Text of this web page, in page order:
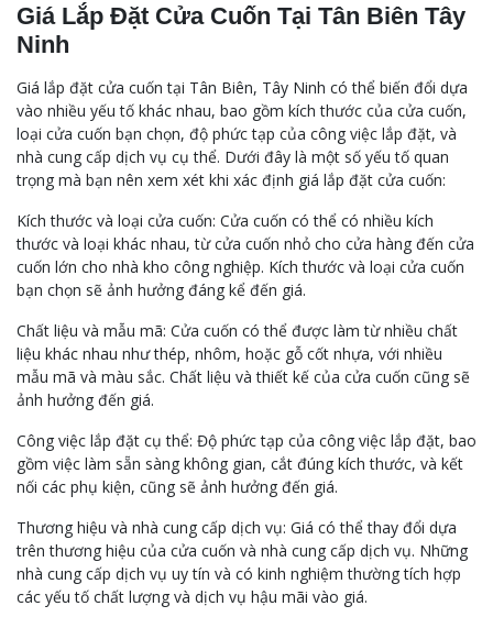
Giá Lắp Đặt Cửa Cuốn Tại Tân Biên Tây
Ninh
Giá lắp đặt cửa cuốn tại Tân Biên, Tây Ninh có thể biến đổi dựa
vào nhiều yếu tố khác nhau, bao gồm kích thước của cửa cuốn,
loại cửa cuốn bạn chọn, độ phức tạp của công việc lắp đặt, và
nhà cung cấp dịch vụ cụ thể. Dưới đây là một số yếu tố quan
trọng mà bạn nên xem xét khi xác định giá lắp đặt cửa cuốn:
Kích thước và loại cửa cuốn: Cửa cuốn có thể có nhiều kích
thước và loại khác nhau, từ cửa cuốn nhỏ cho cửa hàng đến cửa
cuốn lớn cho nhà kho công nghiệp. Kích thước và loại cửa cuốn
bạn chọn sẽ ảnh hưởng đáng kể đến giá.
Chất liệu và mẫu mã: Cửa cuốn có thể được làm từ nhiều chất
liệu khác nhau như thép, nhôm, hoặc gỗ cốt nhựa, với nhiều
mẫu mã và màu sắc. Chất liệu và thiết kế của cửa cuốn cũng sẽ
ảnh hưởng đến giá.
Công việc lắp đặt cụ thể: Độ phức tạp của công việc lắp đặt, bao
gồm việc làm sẵn sàng không gian, cắt đúng kích thước, và kết
nối các phụ kiện, cũng sẽ ảnh hưởng đến giá.
Thương hiệu và nhà cung cấp dịch vụ: Giá có thể thay đổi dựa
trên thương hiệu của cửa cuốn và nhà cung cấp dịch vụ. Những
nhà cung cấp dịch vụ uy tín và có kinh nghiệm thường tích hợp
các yếu tố chất lượng và dịch vụ hậu mãi vào giá.